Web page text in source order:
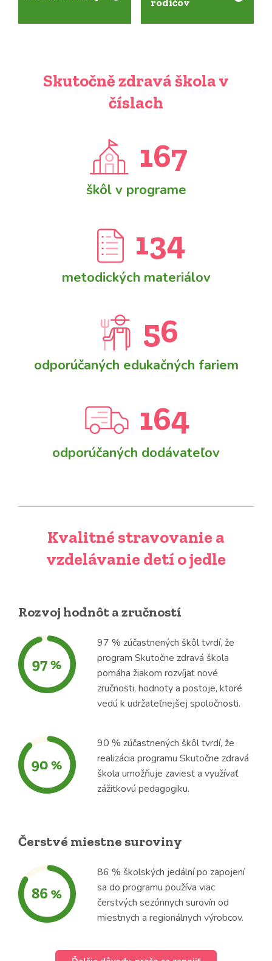
Skutočně zdravá škola v
číslach
167
škôl v programe
134
metodických materiálov
56
odporúčaných edukačných fariem
164
odporúčaných dodávateľov
Kvalitné stravovanie a
vzdelávanie detí o jedle
Rozvoj hodnôt a zručností
97 % zúčastnených škôl tvrdí, že
program Skutočne zdravá škola
pomáha žiakom rozvíjať nové
zručnosti, hodnoty a postoje, ktoré
vedú k udržateľnejšej spoločnosti.
90 % zúčastnených škôl tvrdí, že
realizácia programu Skutočne zdravá
škola umožňuje zaviesť a využívať
zážitkovú pedagogiku.
Čerstvé miestne suroviny
86 % školských jedální po zapojení
sa do programu používa viac
čerstvých sezónnych surovín od
miestnych a regionálnych výrobcov.